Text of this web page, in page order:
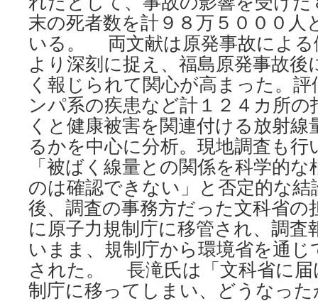
末の死者数を計９８万５０００人
いる。 両文献は原発事故による
より深刻に捉え、福島原発事故
く報じられて関心が高まった。
ンパ系の疾患など計１２４カ所
くと健康被害を関連付ける放射
るかを中心に分析。現地調査も行
「被ばく線量との関係を科学的
のは確認できない」と否定的な
後、調査の事務方だった文科省の
に原子力規制庁に移管され、調査
いまま、規制庁から環境省を通
された。 長滝氏は「文科省に届
制庁に移ってしまい、どうなっ